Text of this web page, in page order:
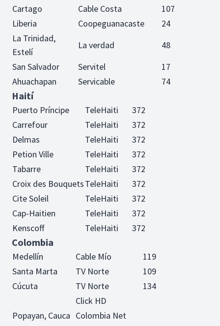
Cartago
Cable Costa
107
Liberia
Coopeguanacaste
24
La Trinidad,
Estelí
La verdad
48
San Salvador
Servitel
17
Ahuachapan
Servicable 74
Haití
Puerto Príncipe TeleHaiti
372
Carrefour
TeleHaiti
372
Delmas
TeleHaiti
372
Petion Ville
TeleHaiti
372
Tabarre
TeleHaiti
372
Croix des BouquetsTeleHaiti
372
Cite Soleil
TeleHaiti
372
Cap-Haitien
TeleHaiti
372
Kenscoff
TeleHaiti 372
Colombia
Medellín Cable Mío
119
Santa Marta
TV Norte
109
Cúcuta
TV Norte
134
Click HD
Popayan, Cauca Colombia Net